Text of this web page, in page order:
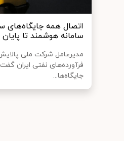
اتصال همه جایگاه‌های
سامانه هوشمند تا پایان
مدیرعامل شرکت ملی
فرآورده‌های نفتی ایران
جایگاه‌ها...